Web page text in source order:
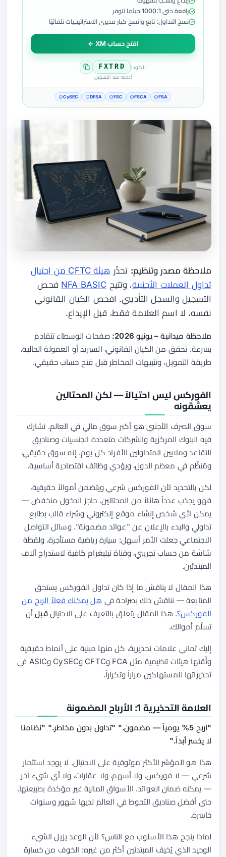
رافعة حتى 1000:1 حيثما تتوفر
نسخ التداول: تابع وانسخ كبار مديري الاستراتيجيات تلقائيًا
افتح حساب XM ←
الكود: FXTRD
أدخله عند التسجيل
CySEC DFSA FSC FSCA FSA
ملاحظة مصدر وتنظيم: تحذّر
هيئة CFTC من احتيال
تداول العملات الأجنبية، وتتيح NFA BASIC فحص
التسجيل والسجل التأديبي. افحص الكيان القانوني
نفسه، لا اسم العلامة فقط، قبل الإيداع.
ملاحظة ميدانية – يونيو 2026:
صفحات الوسطاء تتقادم
بسرعة. تحقق من الكيان القانوني، السبريد أو العمولة الحالية،
طريقة التمويل، وتنبيهات المخاطر قبل فتح حساب حقيقي.
الفوركس ليس احتيالاً — لكن المحتالين
يعشقونه
سوق الصرف الأجنبي هو أكبر سوق مالي في العالم. تشارك
فيه البنوك المركزية والشركات متعددة الجنسيات وصناديق
التقاعد وملايين المتداولين الأفراد كل يوم. إنه سوق حقيقي،
ومُنظَّم في معظم الدول، ويؤدي وظائف اقتصادية أساسية.
لكن بالتحديد لأن الفوركس شرعي ويتضمن أموالاً حقيقية،
فهو يجذب عدداً هائلاً من المحتالين. حاجز الدخول منخفض —
يمكن لأي شخص إنشاء موقع إلكتروني وشراء قالب بطابع
تداولي والبدء بالإعلان عن "عوائد مضمونة". وسائل التواصل
الاجتماعي جعلت الأمر أسهل: سيارة رياضية مستأجرة، ولقطة
شاشة من حساب تجريبي، وقناة تيليغرام كافية لاستدراج آلاف
المبتدئين.
هذا المقال لا يناقش ما إذا كان تداول الفوركس يستحق
المتابعة — نناقش ذلك بصراحة في هل يمكنك فعلاً الربح من
الفوركس؟. هذا المقال يتعلق بالتعرف على الاحتيالقبلأن
تسلّم أموالك.
إليك ثماني علامات تحذيرية، كل منها مبنية على أنماط حقيقية
وثّقتها هيئات تنظيمية مثل FCA وCFTC وCySEC وASIC في
تحذيراتها للمستهلكين مراراً وتكراراً.
العلامة التحذيرية 1: الأرباح المضمونة
"اربح 5% يومياً — مضمون." "تداول بدون مخاطر." "نظامنا
لا يخسر أبداً."
هذا هو المؤشر الأكثر موثوقية على الاحتيال. لا يوجد استثمار
شرعي — لا فوركس، ولا أسهم، ولا عقارات، ولا أي شيء آخر
— يمكنه ضمان العوائد. الأسواق المالية غير مؤكدة بطبيعتها.
حتى أفضل صناديق التحوط في العالم لديها شهور وسنوات
خاسرة.
لماذا ينجح هذا الأسلوب مع الناس؟ لأن الوعد يزيل الشيء
الوحيد الذي يُخيف المبتدئين أكثر من غيره: الخوف من خسارة